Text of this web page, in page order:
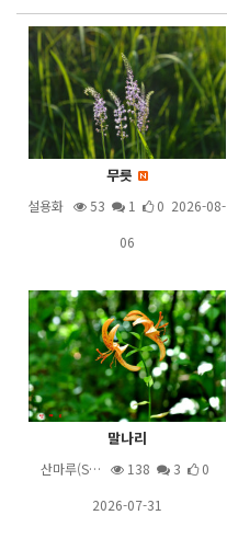
무릇
설용화 53 1
0 2026-08-
06
말나리
산마루(S… 138 3
0
2026-07-31